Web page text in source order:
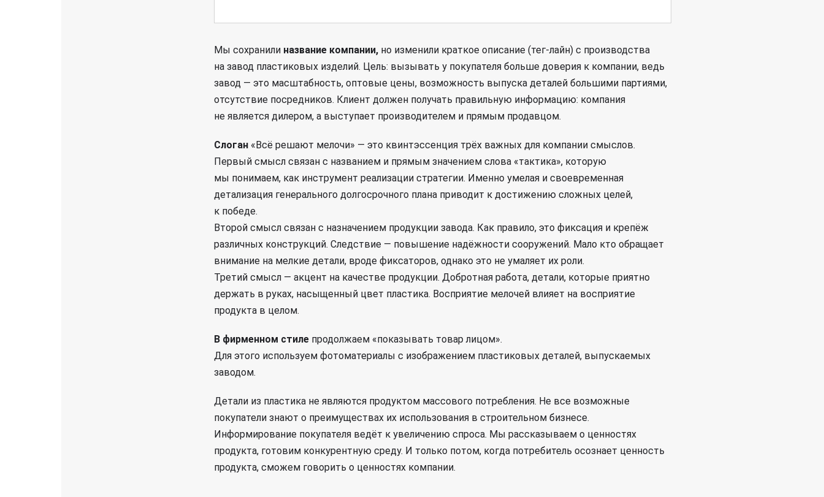
Мы сохранили название компании,но изменили краткое описание (тег-лайн) с производства
на завод пластиковых изделий. Цель: вызывать у покупателя больше доверия к компании, ведь
завод — это масштабность, оптовые цены, возможность выпуска деталей большими партиями,
отсутствие посредников. Клиент должен получать правильную информацию: компания
не является дилером, а выступает производителем и прямым продавцом.
Слоган«Всё решают мелочи» — это квинтэссенция трёх важных для компании смыслов.
Первый смысл связан с названием и прямым значением слова «тактика», которую
мы понимаем, как инструмент реализации стратегии. Именно умелая и своевременная
детализация генерального долгосрочного плана приводит к достижению сложных целей,
к победе.
Второй смысл связан с назначением продукции завода. Как правило, это фиксация и крепёж
различных конструкций. Следствие — повышение надёжности сооружений. Мало кто обращает
внимание на мелкие детали, вроде фиксаторов, однако это не умаляет их роли.
Третий смысл — акцент на качестве продукции. Добротная работа, детали, которые приятно
держать в руках, насыщенный цвет пластика. Восприятие мелочей влияет на восприятие
продукта в целом.
В фирменном стилепродолжаем «показывать товар лицом».
Для этого используем фотоматериалы с изображением пластиковых деталей, выпускаемых
заводом.
Детали из пластика не являются продуктом массового потребления. Не все возможные
покупатели знают о преимуществах их использования в строительном бизнесе.
Информирование покупателя ведёт к увеличению спроса. Мы рассказываем о ценностях
продукта, готовим конкурентную среду. И только потом, когда потребитель осознает ценность
продукта, сможем говорить о ценностях компании.